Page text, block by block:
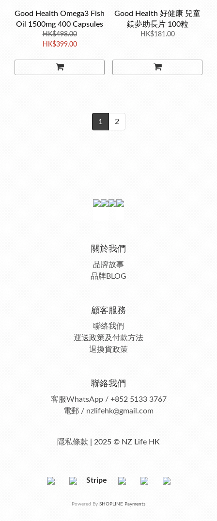
Good Health Omega3 Fish
Oil 1500mg 400 Capsules
HK$498.00
HK$399.00
Good Health 好健康 兒童
鎂夢助長片 100粒
HK$181.00
1 2
關於我們
品牌故事
品牌BLOG
顧客服務
聯絡我們
運送政策及付款方法
退換貨政策
聯絡我們
客服WhatsApp / +852 5133 3767
電郵 / nzlifehk@gmail.com
隱私條款 | 2025 © NZ Life HK
Stripe
Powered By SHOPLINE Payments